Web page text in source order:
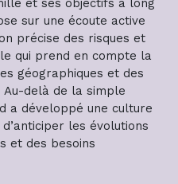
et ses objectifs à long
sur une écoute active
précise des risques et
qui prend en compte la
géographiques et des
delà de la simple
a développé une culture
les évolutions
et des besoins